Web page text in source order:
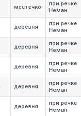
местечко
при речке
Неман
деревня
при речке
Неман
деревня
при речке
Неман
деревня
при речке
Неман
деревня
при речке
Неман
деревня
при речке
Неман